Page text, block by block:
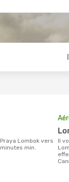
min.
Il vous faudra rejoindre l'aéroport